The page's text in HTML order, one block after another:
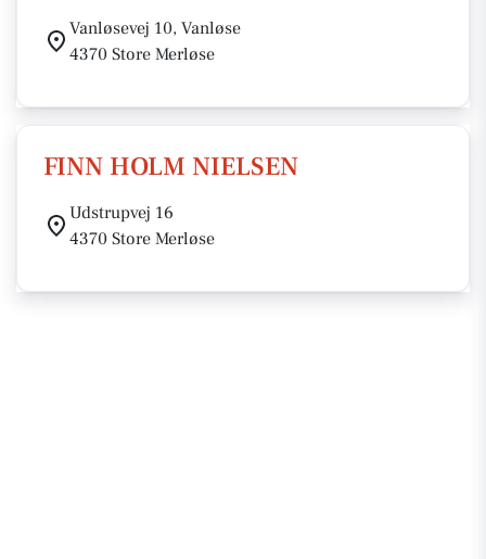
Vanløsevej 10, Vanløse
4370 Store Merløse
FINN HOLM NIELSEN
Udstrupvej 16
4370 Store Merløse